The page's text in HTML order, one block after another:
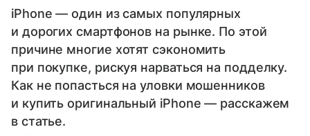
iPhone — один из самых популярных
и дорогих смартфонов на рынке. По этой
причине многие хотят сэкономить
при покупке, рискуя нарваться на подделку.
Как не попасться на уловки мошенников
и купить оригинальный iPhone — расскажем
в статье.